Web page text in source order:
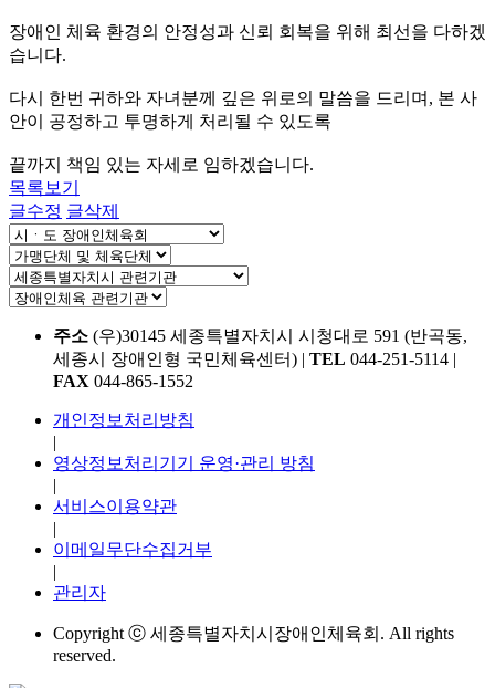
장애인 체육 환경의 안정성과 신뢰 회복을 위해 최선을 다하겠
습니다.
다시 한번 귀하와 자녀분께 깊은 위로의 말씀을 드리며, 본 사
안이 공정하고 투명하게 처리될 수 있도록
끝까지 책임 있는 자세로 임하겠습니다.
목록보기
글수정 글삭제
주소 (우)30145 세종특별자치시 시청대로 591 (반곡동,
세종시 장애인형 국민체육센터) | TEL 044-251-5114 |
FAX 044-865-1552
개인정보처리방침
|
영상정보처리기기 운영·관리 방침
|
서비스이용약관
|
이메일무단수집거부
|
관리자
Copyright ⓒ 세종특별자치시장애인체육회. All rights
reserved.